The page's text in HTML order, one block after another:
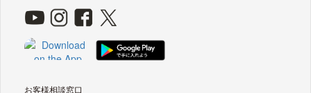
お客様相談窓口